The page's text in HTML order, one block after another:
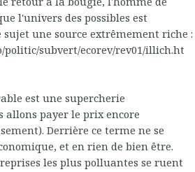
l'univers des possibles est
une source extrêmement riche :
politic/subvert/ecorev/rev01/illich.ht
est une supercherie
payer le prix encore
Derrière ce terme ne se
et en rien de bien être.
les plus polluantes se ruent